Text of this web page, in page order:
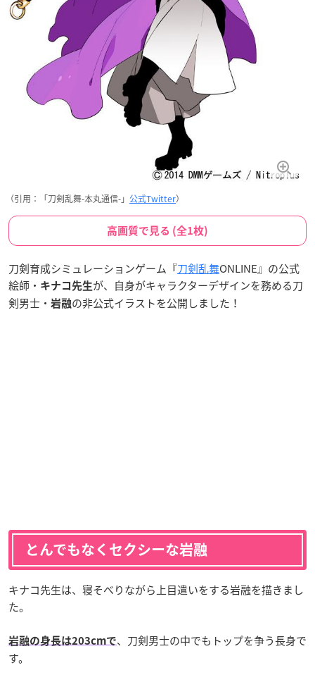
（引用：「刀剣乱舞-本丸通信-」 公式Twitter）
高画質で見る (全1枚)
刀剣育成シミュレーションゲーム『刀剣乱舞ONLINE』の公式
絵師・ キナコ先生が、自身がキャラクターデザインを務める刀
剣男士・ 岩融の非公式イラストを公開しました！
とんでもなくセクシーな岩融
キナコ先生は、寝そべりながら上目遣いをする岩融を描きまし
た。
岩融の身長は203cmで、刀剣男士の中でもトップを争う長身で
す。